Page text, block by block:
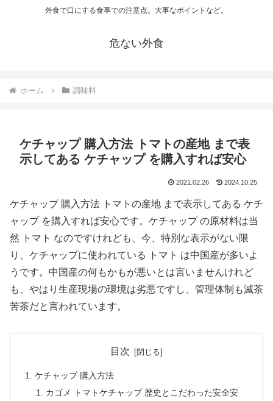
外食で口にする食事での注意点。大事なポイントなど。
危ない外食
ホーム 調味料
ケチャップ 購入方法 トマトの産地 まで表
示してある ケチャップ を購入すれば安心
2021.02.26 2024.10.25
ケチャップ 購入方法 トマトの産地 まで表示してある ケチ
ャップ を購入すれば安心です。ケチャップ の原材料は当
然 トマト なのですけれども、今、特別な表示がない限
り、ケチャップに使われている トマト は中国産が多いよ
うです。中国産の何もかもが悪いとは言いませんけれど
も、やはり生産現場の環境は劣悪ですし、管理体制も滅茶
苦茶だと言われています。
目次
ケチャップ 購入方法
カゴメ トマトケチャップ 歴史とこだわった安全安